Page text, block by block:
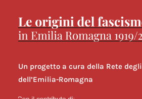
Un progetto a cura della Rete
dell’Emilia-Romagna